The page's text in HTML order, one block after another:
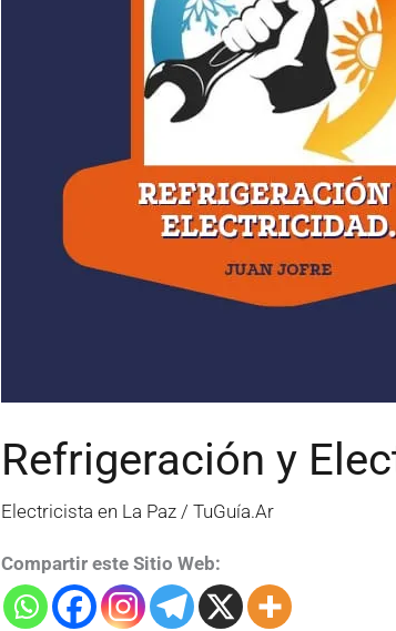
Refrigeración y
Electricista en La Paz /TuGuía.Ar
Compartir este Sitio Web: